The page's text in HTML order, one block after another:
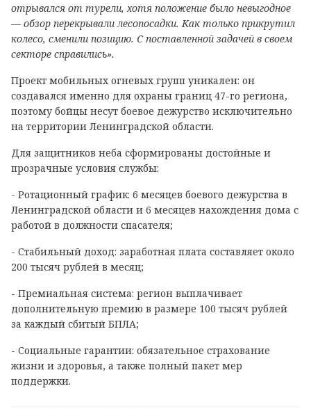
отрывался от турели, хотя положение было невыгодное
— обзор перекрывали лесопосадки. Как только прикрутил
колесо, сменили позицию. С поставленной задачей в своем
секторе справились».
Проект мобильных огневых групп уникален: он
создавался именно для охраны границ 47-го региона,
поэтому бойцы несут боевое дежурство исключительно
на территории Ленинградской области.
Для защитников неба сформированы достойные и
прозрачные условия службы:
- Ротационный график: 6 месяцев боевого дежурства в
Ленинградской области и 6 месяцев нахождения дома с
работой в должности спасателя;
- Стабильный доход: заработная плата составляет около
200 тысяч рублей в месяц;
- Премиальная система: регион выплачивает
дополнительную премию в размере 100 тысяч рублей
за каждый сбитый БПЛА;
- Социальные гарантии: обязательное страхование
жизни и здоровья, а также полный пакет мер
поддержки.